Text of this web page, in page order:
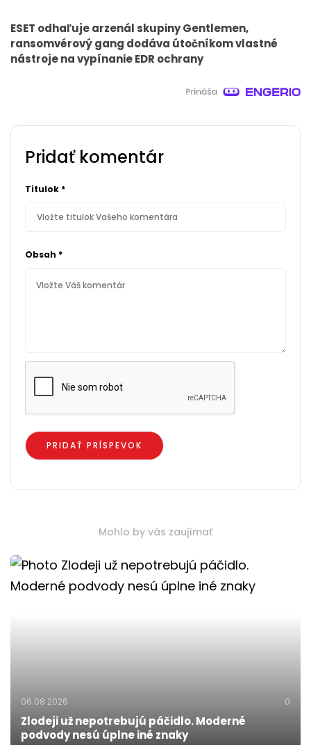
ESET odhaľuje arzenál skupiny Gentlemen,
ransomvérový gang dodáva útočníkom vlastné
nástroje na vypínanie EDR ochrany
Pridať komentár
Titulok *
Obsah *
Mohlo by vás zaujímať
06.08.2026 0
Zlodeji už nepotrebujú páčidlo. Moderné
podvody nesú úplne iné znaky